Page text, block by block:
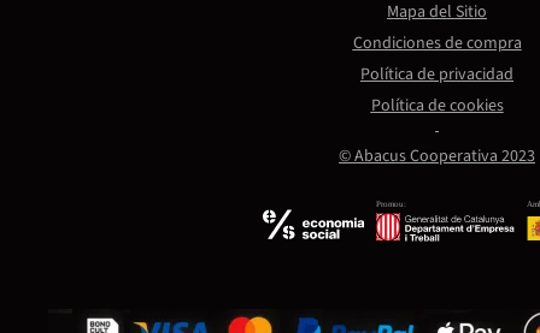
Promou:
© Abacus Cooperativa 2023
Mapa del Sitio
Condiciones de compra
Política de privacidad
Política de cookies